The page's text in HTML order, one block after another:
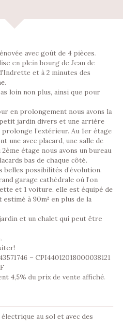
avec goût de 4 pièces.
en plein bourg de Jean de
et à 2 minutes des
loin non plus, ainsi que pour
en prolongement nous avons la
jardin divers et une arrière
l’extérieur. Au 1er étage
une avec placard, une salle de
étage nous avons un bureau
bas de chaque côté.
possibilités d’évolution.
garage cathédrale où l’on
et 1 voiture, elle est équipé de
à 90m² en plus de la
et un chalet qui peut être
– CPI44012018000038121
4,5% du prix de vente affiché.
au sol et avec des